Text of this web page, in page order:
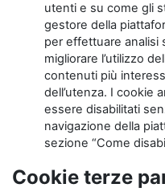
utenti e su come gli
gestore della
per effettuare analisi
migliorare l’utilizzo
contenuti più
dell’utenza. I cookie
essere disabilitati
navigazione della
sezione “Come
Cookie terze